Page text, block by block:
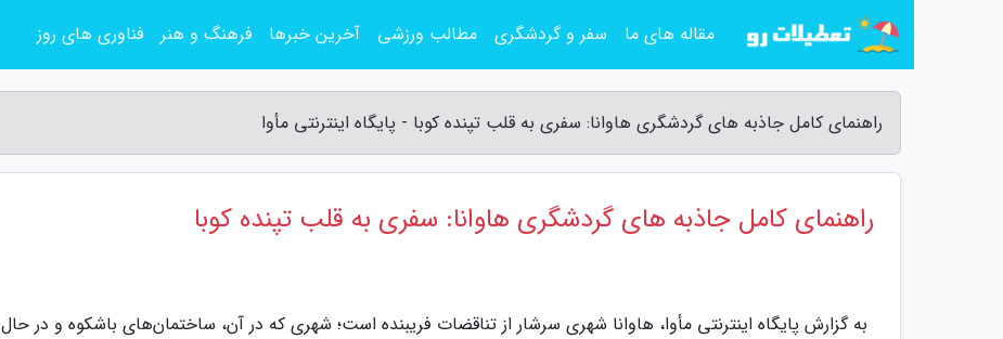
راهنمای کامل جاذبه های گردشگری هاوانا: سفری به قلب تپنده کوبا - پایگاه اینترنتی مأوا
راهنمای کامل جاذبه های گردشگری هاوانا: سفری به قلب تپنده کوبا
به گزارش پایگاه اینترنتی مأوا، هاوانا شهری سرشار از تناقضات فریبنده است؛ شهری که در آن، ساختمان‌های باشکوه و در حال
مقاله های ما سفر و گردشگری مطالب ورزشی آخرین خبرها فرهنگ و هنر فناوری های روز